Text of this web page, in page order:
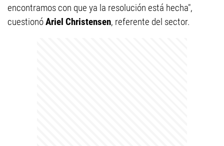
encontramos con que ya la resolución está hecha",
cuestionóAriel Christensen, referente del sector.